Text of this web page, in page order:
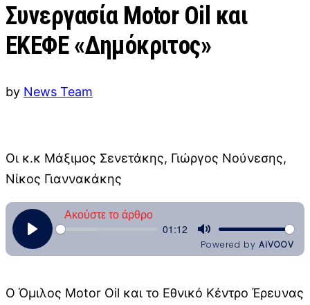
Συνεργασία Motor Oil και
ΕΚΕΦΕ «Δημόκριτος»
by News Team
Οι κ.κ Μάξιμος Σενετάκης, Γιώργος Νούνεσης,
Νίκος Γιαννακάκης
Ο Όμιλος Motor Oil και το Εθνικό Κέντρο Έρευνας